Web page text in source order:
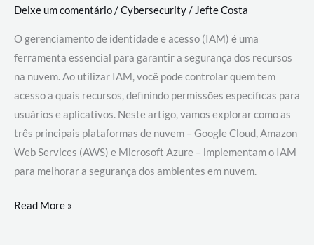
Deixe um comentário/Cybersecurity/ Jefte Costa
O gerenciamento de identidade e acesso (IAM) é uma
ferramenta essencial para garantir a segurança dos recursos
na nuvem. Ao utilizar IAM, você pode controlar quem tem
acesso a quais recursos, definindo permissões específicas para
usuários e aplicativos. Neste artigo, vamos explorar como as
três principais plataformas de nuvem – Google Cloud, Amazon
Web Services (AWS) e Microsoft Azure – implementam o IAM
para melhorar a segurança dos ambientes em nuvem.
Gerenciamento
Read More »